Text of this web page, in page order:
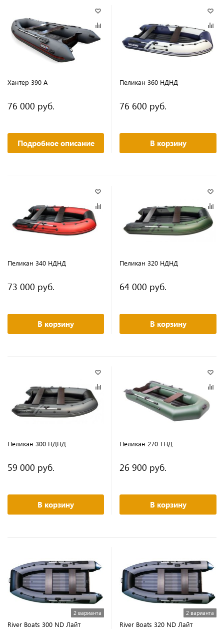
Хантер 390 А
76 000 руб.
Подробное описание
Пеликан 360 НДНД
76 600 руб.
В корзину
Пеликан 340 НДНД
73 000 руб.
В корзину
Пеликан 320 НДНД
64 000 руб.
В корзину
Пеликан 300 НДНД
59 000 руб.
В корзину
Пеликан 270 ТНД
26 900 руб.
В корзину
2 варианта
River Boats 300 ND Лайт
2 варианта
River Boats 320 ND Лайт